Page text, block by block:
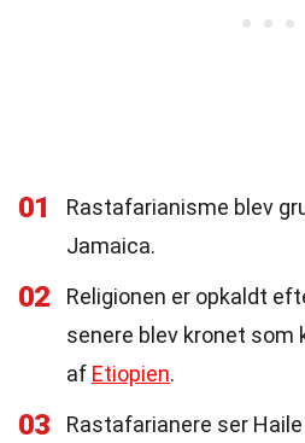
01
Rastafarianisme blev
Jamaica.
02
Religionen er opkaldt
senere blev kronet som
af Etiopien.
03
Rastafarianere ser